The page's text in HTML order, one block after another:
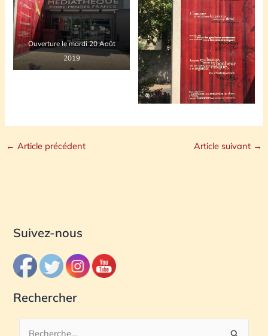
Ouverture le mardi 20 Août
2019
← Article précédent Article suivant →
Suivez-nous
Rechercher